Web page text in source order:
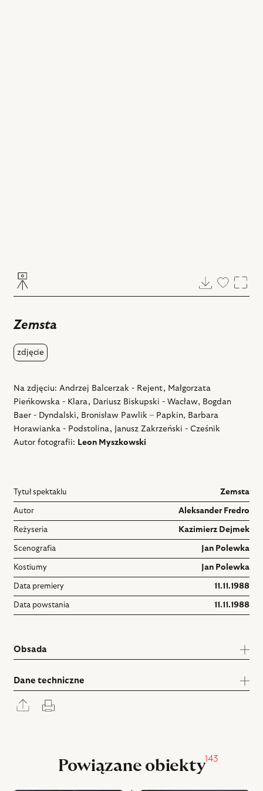
Pobierz
Dodaj
Zemsta
zdjęcie
Na zdjęciu: Andrzej Balcerzak - Rejent, Małgorzata
Pieńkowska - Klara, Dariusz Biskupski - Wacław, Bogdan
Baer - Dyndalski, Bronisław Pawlik – Papkin, Barbara
Horawianka - Podstolina, Janusz Zakrzeński - Cześnik
Autor fotografii: Leon Myszkowski
Tytuł spektaklu Zemsta
Autor Aleksander Fredro
Reżyseria Kazimierz Dejmek
Scenografia Jan Polewka
Kostiumy Jan Polewka
Data premiery 11.11.1988
Data powstania 11.11.1988
Obsada
Dane techniczne
Rozwiń
panel
Powiązane obiekty143